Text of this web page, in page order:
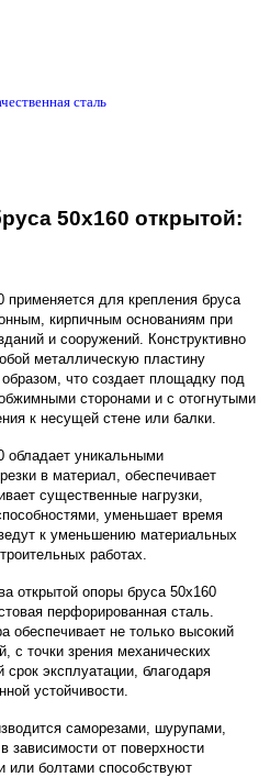
сталь
50х160 открытой:
применяется для крепления бруса
кирпичным основаниям при
и сооружений. Конструктивно
металлическую пластину
что создает площадку под
сторонами и с отогнутыми
к несущей стене или балки.
уникальными
в материал, обеспечивает
существенные нагрузки,
уменьшает время
к уменьшению материальных
работах.
открытой опоры бруса 50х160
перфорированная сталь.
обеспечивает не только высокий
с точки зрения механических
эксплуатации, благодаря
устойчивости.
саморезами, шурупами,
зависимости от поверхности
или болтами способствуют